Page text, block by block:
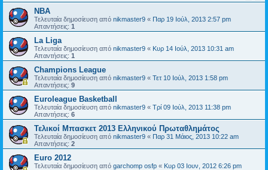
ΝΒΑ
Τελευταία δημοσίευση από nikmaster9 « Παρ 19 Ιούλ, 2013 2:57 pm
Απαντήσεις: 1
La Liga
Τελευταία δημοσίευση από nikmaster9 « Κυρ 14 Ιούλ, 2013 10:31 am
Απαντήσεις: 1
Champions League
Τελευταία δημοσίευση από nikmaster9 « Τετ 10 Ιούλ, 2013 1:58 pm
Απαντήσεις: 9
Euroleague Basketball
Τελευταία δημοσίευση από nikmaster9 « Τρί 09 Ιούλ, 2013 11:38 pm
Απαντήσεις: 6
Τελικοί Μπασκετ 2013 Ελληνικού Πρωταθλημάτος
Τελευταία δημοσίευση από nikmaster9 « Παρ 31 Μάιος, 2013 10:22 am
Απαντήσεις: 2
Euro 2012
Τελευταία δημοσίευση από garchomp osfp « Κυρ 03 Ιουν, 2012 6:26 pm